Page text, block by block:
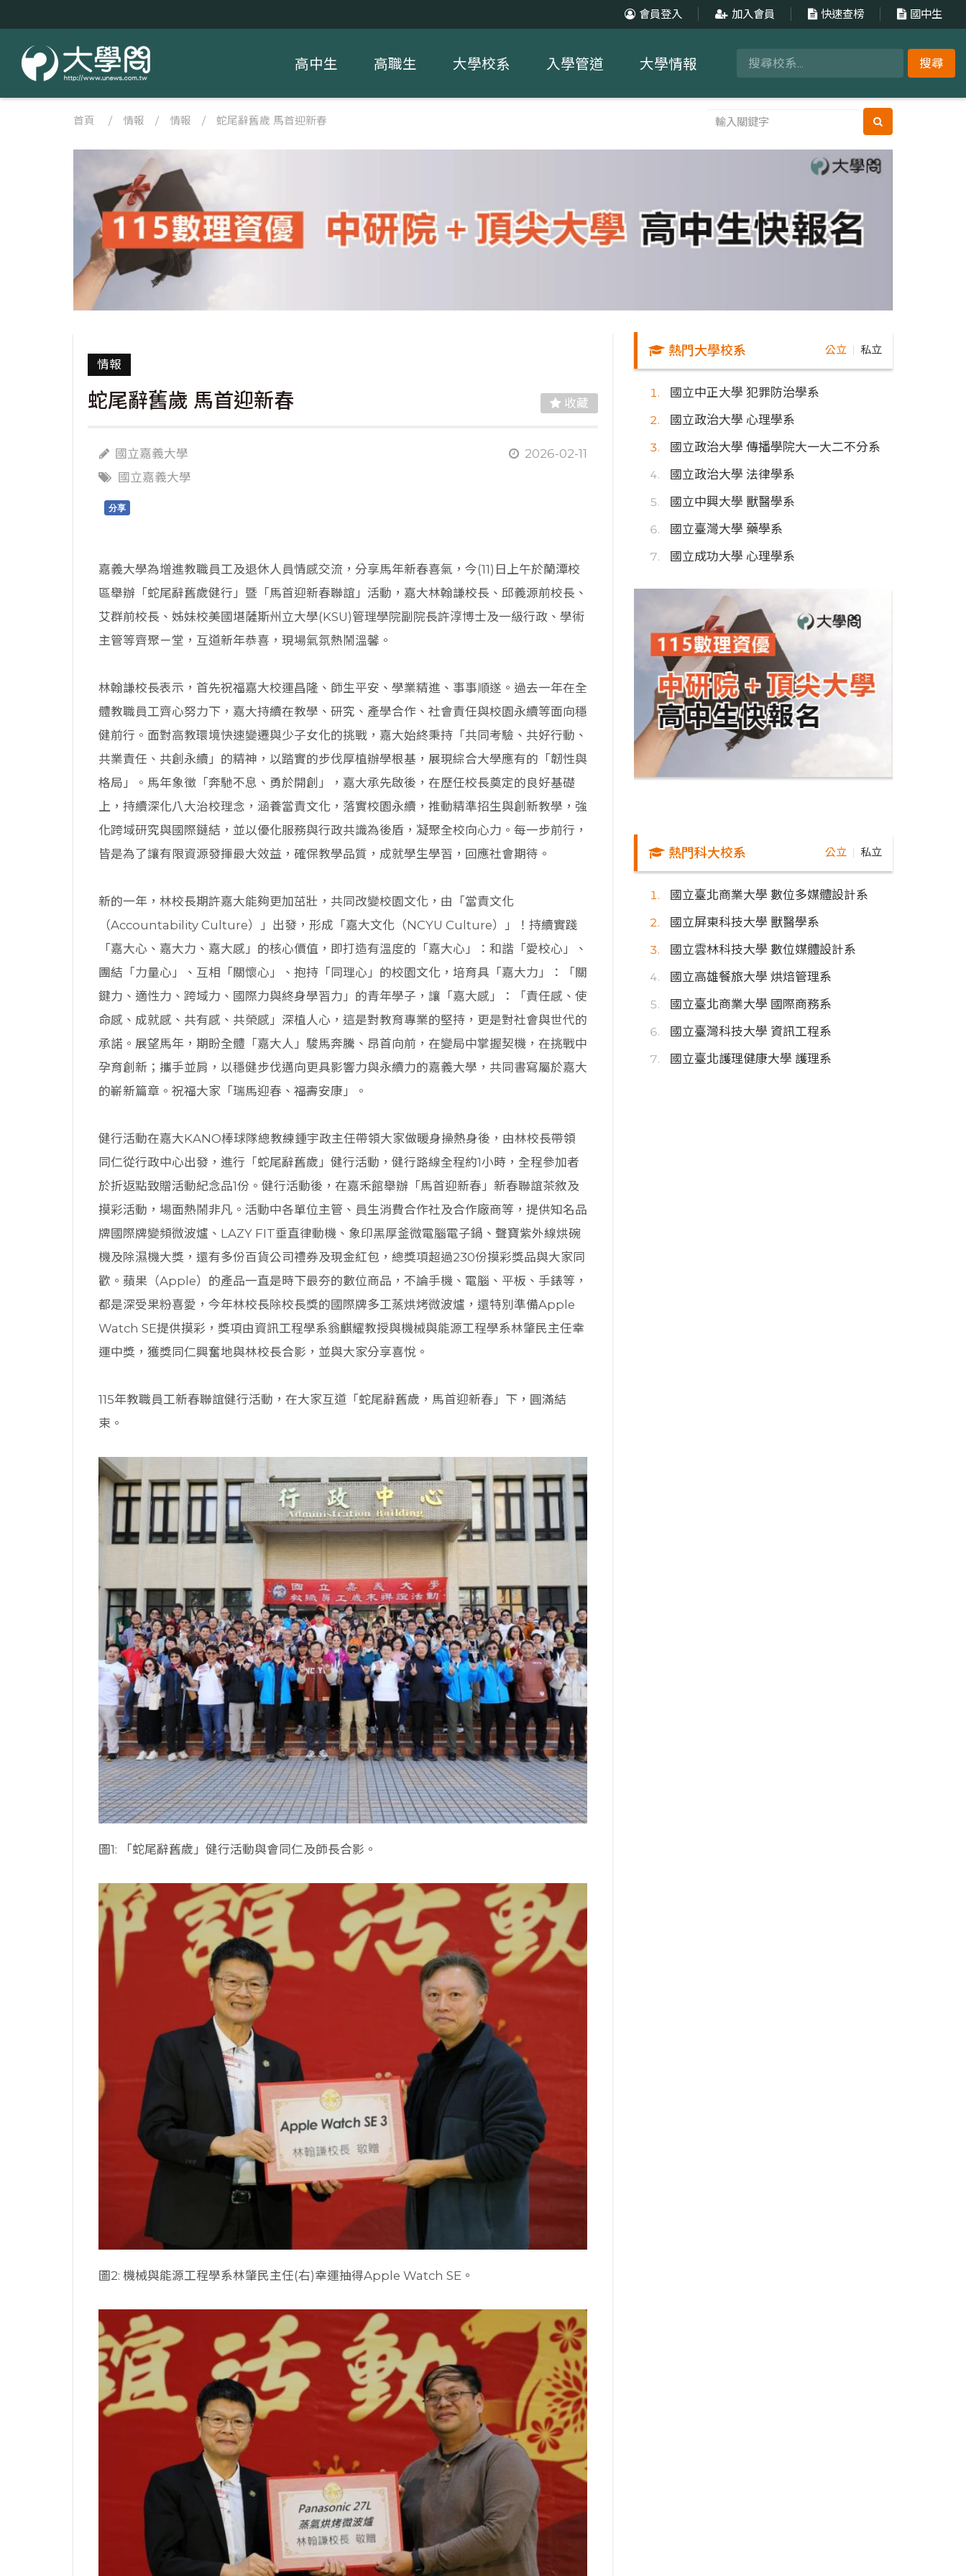
會員登入 加入會員 快速查榜 國中生
搜尋
高中生 高職生 大學校系 入學管道 大學情報
首頁 / 情報 / 情報 / 蛇尾辭舊歲 馬首迎新春
情報
蛇尾辭舊歲 馬首迎新春 收藏
國立嘉義大學
2026-02-11
國立嘉義大學
分享
嘉義大學為增進教職員工及退休人員情感交流，分享馬年新春喜氣，今(11)日上午於蘭潭校
區舉辦「蛇尾辭舊歲健行」暨「馬首迎新春聯誼」活動，嘉大林翰謙校長、邱義源前校長、
艾群前校長、姊妹校美國堪薩斯州立大學(KSU)管理學院副院長許淳博士及一級行政、學術
主管等齊聚ㄧ堂，互道新年恭喜，現場氣氛熱鬧溫馨。
林翰謙校長表示，首先祝福嘉大校運昌隆、師生平安、學業精進、事事順遂。過去一年在全
體教職員工齊心努力下，嘉大持續在教學、研究、產學合作、社會責任與校園永續等面向穩
健前行。面對高教環境快速變遷與少子女化的挑戰，嘉大始終秉持「共同考驗、共好行動、
共業責任、共創永續」的精神，以踏實的步伐厚植辦學根基，展現綜合大學應有的「韌性與
格局」。馬年象徵「奔馳不息、勇於開創」，嘉大承先啟後，在歷任校長奠定的良好基礎
上，持續深化八大治校理念，涵養當責文化，落實校園永續，推動精準招生與創新教學，強
化跨域研究與國際鏈結，並以優化服務與行政共識為後盾，凝聚全校向心力。每一步前行，
皆是為了讓有限資源發揮最大效益，確保教學品質，成就學生學習，回應社會期待。
新的一年，林校長期許嘉大能夠更加茁壯，共同改變校園文化，由「當責文化
（Accountability Culture）」出發，形成「嘉大文化（NCYU Culture）」！持續實踐
「嘉大心、嘉大力、嘉大感」的核心價值，即打造有溫度的「嘉大心」：和諧「愛校心」、
團結「力量心」、互相「關懷心」、抱持「同理心」的校園文化，培育具「嘉大力」：「關
鍵力、適性力、跨域力、國際力與終身學習力」的青年學子，讓「嘉大感」：「責任感、使
命感、成就感、共有感、共榮感」深植人心，這是對教育專業的堅持，更是對社會與世代的
承諾。展望馬年，期盼全體「嘉大人」駿馬奔騰、昂首向前，在變局中掌握契機，在挑戰中
孕育創新；攜手並肩，以穩健步伐邁向更具影響力與永續力的嘉義大學，共同書寫屬於嘉大
的嶄新篇章。祝福大家「瑞馬迎春、福壽安康」。
健行活動在嘉大KANO棒球隊總教練鍾宇政主任帶領大家做暖身操熱身後，由林校長帶領
同仁從行政中心出發，進行「蛇尾辭舊歲」健行活動，健行路線全程約1小時，全程參加者
於折返點致贈活動紀念品1份。健行活動後，在嘉禾館舉辦「馬首迎新春」新春聯誼茶敘及
摸彩活動，場面熱鬧非凡。活動中各單位主管、員生消費合作社及合作廠商等，提供知名品
牌國際牌變頻微波爐、LAZY FIT垂直律動機、象印黑厚釜微電腦電子鍋、聲寶紫外線烘碗
機及除濕機大獎，還有多份百貨公司禮券及現金紅包，總獎項超過230份摸彩獎品與大家同
歡。蘋果（Apple）的產品一直是時下最夯的數位商品，不論手機、電腦、平板、手錶等，
都是深受果粉喜愛，今年林校長除校長獎的國際牌多工蒸烘烤微波爐，還特別準備Apple
Watch SE提供摸彩，獎項由資訊工程學系翁麒耀教授與機械與能源工程學系林肇民主任幸
運中獎，獲獎同仁興奮地與林校長合影，並與大家分享喜悅。
115年教職員工新春聯誼健行活動，在大家互道「蛇尾辭舊歲，馬首迎新春」下，圓滿結
束。
圖1: 「蛇尾辭舊歲」健行活動與會同仁及師長合影。
圖2: 機械與能源工程學系林肇民主任(右)幸運抽得Apple Watch SE。
熱門大學校系 公立 私立
國立中正大學 犯罪防治學系
國立政治大學 心理學系
國立政治大學 傳播學院大一大二不分系
國立政治大學 法律學系
國立中興大學 獸醫學系
國立臺灣大學 藥學系
國立成功大學 心理學系
熱門科大校系 公立 私立
國立臺北商業大學 數位多媒體設計系
國立屏東科技大學 獸醫學系
國立雲林科技大學 數位媒體設計系
國立高雄餐旅大學 烘焙管理系
國立臺北商業大學 國際商務系
國立臺灣科技大學 資訊工程系
國立臺北護理健康大學 護理系